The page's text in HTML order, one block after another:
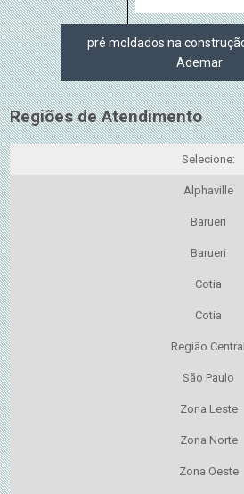
pré moldados na
Ademar
Regiões de Atendimento
Selecione:
Alphaville
Barueri
Barueri
Cotia
Cotia
Região Central
São Paulo
Zona Leste
Zona Norte
Zona Oeste